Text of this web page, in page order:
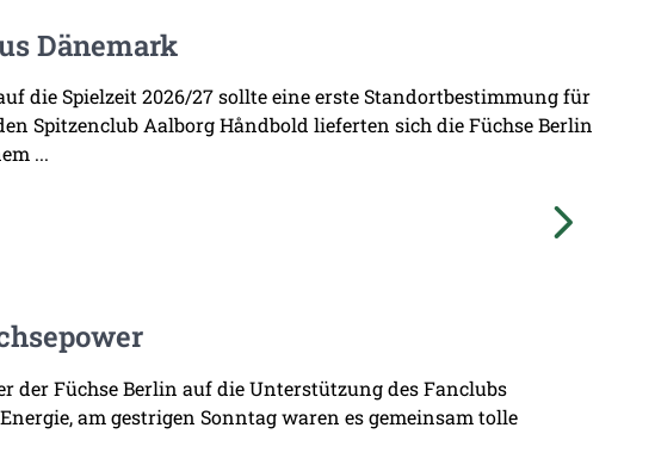
Dänemark
die Spielzeit 2026/27 sollte eine erste Standortbestimmung für
Spitzenclub Aalborg Håndbold lieferten sich die Füchse Berlin
...
der Füchse Berlin auf die Unterstützung des Fanclubs
am gestrigen Sonntag waren es gemeinsam tolle